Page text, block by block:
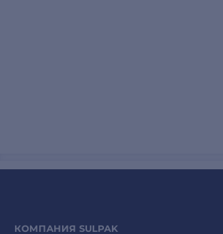
КОМПАНИЯ SULPAK